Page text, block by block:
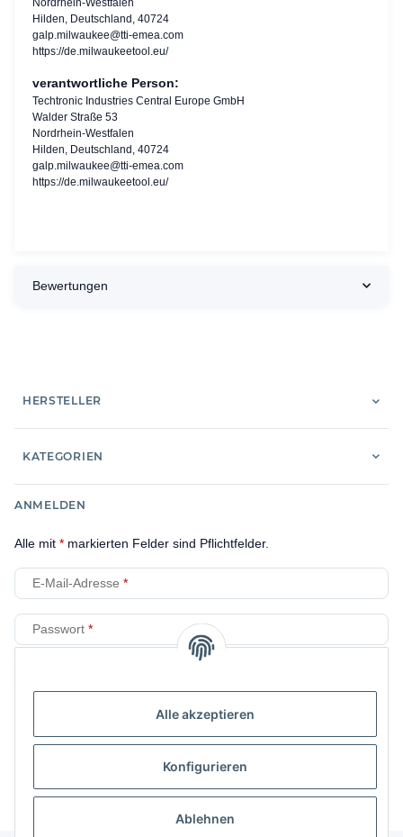
Alle akzeptieren
Konfigurieren
Ablehnen
Nordrhein-Westfalen
Hilden, Deutschland, 40724
galp.milwaukee@tti-emea.com
https://de.milwaukeetool.eu/
verantwortliche Person:
Techtronic Industries Central Europe GmbH
Walder Straße 53
Nordrhein-Westfalen
Hilden, Deutschland, 40724
galp.milwaukee@tti-emea.com
https://de.milwaukeetool.eu/
Bewertungen
HERSTELLER
KATEGORIEN
ANMELDEN
Alle mit * markierten Felder sind Pflichtfelder.
E-Mail-Adresse
Passwort
Neu hier? Jetzt registrieren!